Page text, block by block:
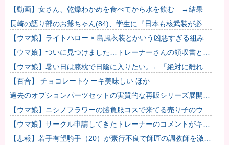
る」はずなのに…JR東日本が示した見解
【動画】女さん、乾燥わかめを食べてから水を飲む →結果
長崎の語り部のお爺ちゃん(84)、学生に『日本も核武装が必
要』と言われびっくり
【ウマ娘】ライトハロー × 島風衣装とかいう凶悪すぎる組み合
わせｗｗｗ「大変なことに…」
【ウマ娘】ついに見つけました…トレーナーさんの領収書と給
与明細！！
【ウマ娘】暑い日は膝枕で日陰に入りたい。←「絶対に離れた
くない場所だな」
【百合】 チョコレートケーキ美味しい ほか
過去のオプションパーツセットの実質的な再販シリーズ展開止
まるの早すぎない？
【ウマ娘】ニシノフラワーの勝負服コスで来てる売り子のウマ
娘！？
【ウマ娘】サークル申請してきたトレーナーのコメントがキモ
すぎて草ｗｗｗ「このまま成長したらどうなるんや…」
【悲報】若手有望騎手（20）が素行不良で師匠の調教師を激怒